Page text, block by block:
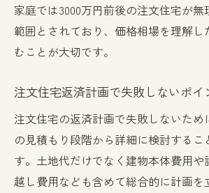
家庭では3000万円前後の注文住宅が無
範囲とされており、価格相場を理解し
むことが大切です。
注文住宅返済計画で失敗しないポイ
注文住宅の返済計画で失敗しないた
の見積もり段階から詳細に検討するこ
す。土地代だけでなく建物本体費用や
越し費用なども含めて総合的に計画を